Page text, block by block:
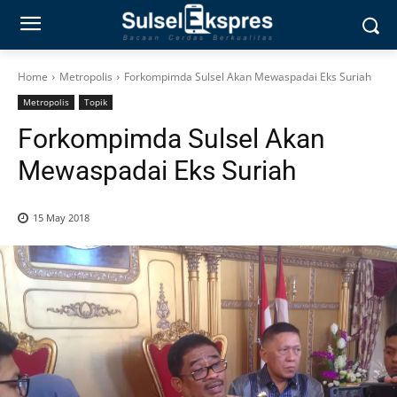
Home Metropolis Forkompimda Sulsel Akan Mewaspadai Eks Suriah
Metropolis Topik
Forkompimda Sulsel Akan
Mewaspadai Eks Suriah
15 May 2018